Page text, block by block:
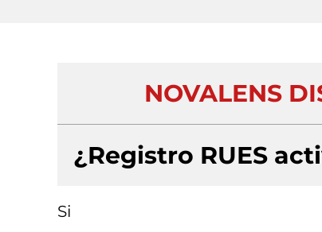
NOVALENS
¿Registro RUES
Si